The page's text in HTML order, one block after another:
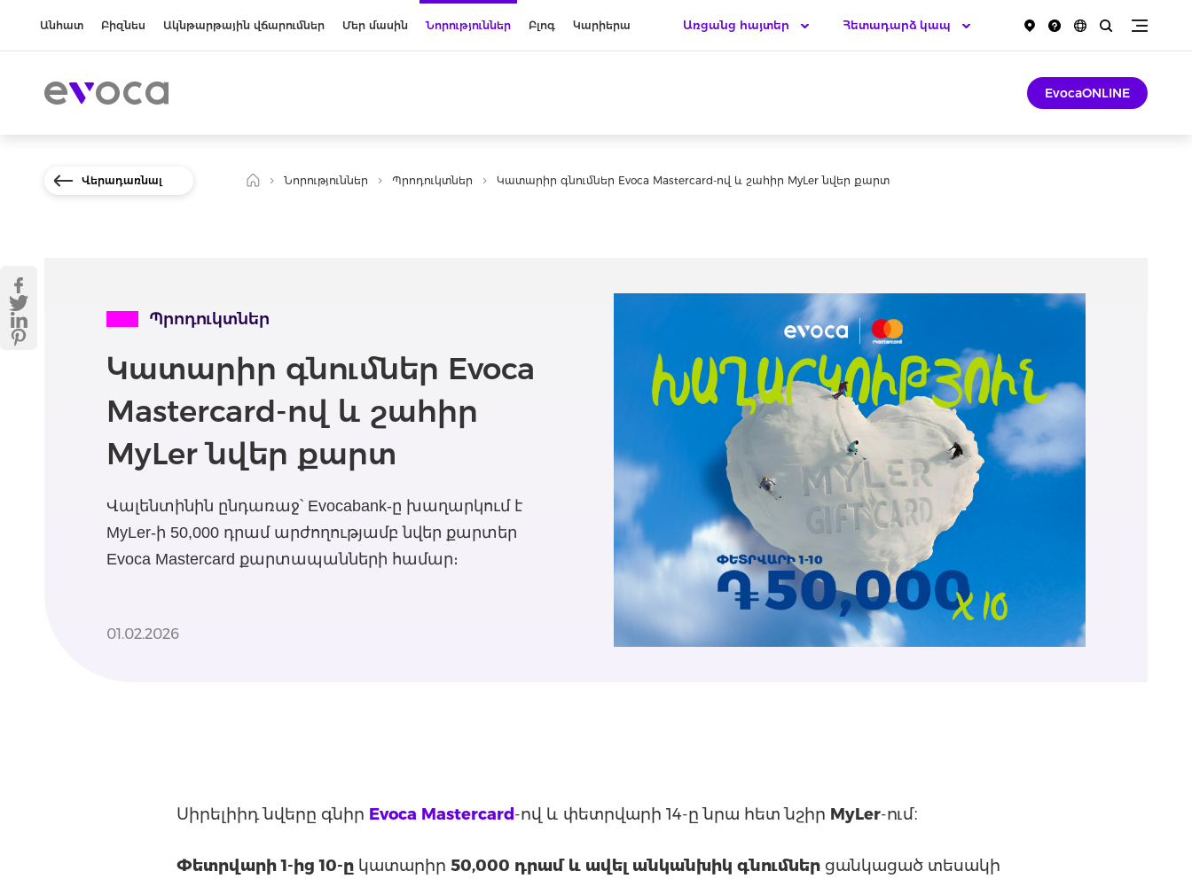
Անհատ Բիզնես Ակնթարթային վճարումներ Մեր մասին Նորություններ Բլոգ Կարիերա Հետադարձ կապ
Առցանց հայտեր
EvocaONLINE
Վերադառնալ Նորություններ Պրոդուկտներ Կատարիր գնումներ Evoca Mastercard-ով և շահիր MyLer նվեր քարտ
Պրոդուկտներ
Կատարիր գնումներ Evoca
Mastercard-ով և շահիր
MyLer նվեր քարտ
Վալենտինին ընդառաջ՝ Evocabank-ը խաղարկում է
MyLer-ի 50,000 դրամ արժողությամբ նվեր քարտեր
Evoca Mastercard քարտապանների համար։
01.02.2026
Սիրելիիդ նվերը գնիր Evoca Mastercard -ով և փետրվարի 14-ը նրա հետ նշիր MyLer-ում։
Փետրվարի 1-ից 10-ը կատարիր 50,000 դրամ և ավել անկանխիկ գնումներ ցանկացած տեսակի